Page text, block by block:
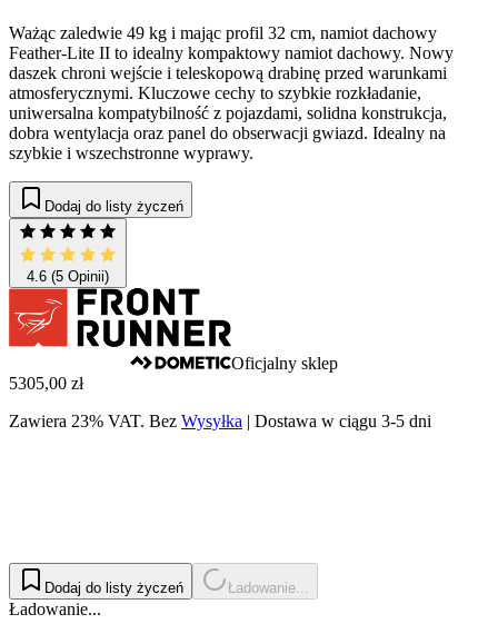
Ważąc zaledwie 49 kg i mając profil 32 cm, namiot dachowy
Feather-Lite II to idealny kompaktowy namiot dachowy. Nowy
daszek chroni wejście i teleskopową drabinę przed warunkami
atmosferycznymi. Kluczowe cechy to szybkie rozkładanie,
uniwersalna kompatybilność z pojazdami, solidna konstrukcja,
dobra wentylacja oraz panel do obserwacji gwiazd. Idealny na
szybkie i wszechstronne wyprawy.
Dodaj do listy życzeń
4.6 (5 Opinii)
Oficjalny sklep
5305,00 zł
Zawiera 23% VAT. Bez Wysyłka | Dostawa w ciągu 3-5 dni
Dodaj do listy życzeń Ładowanie...
Ładowanie...